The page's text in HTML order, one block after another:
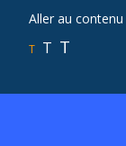
Aller au contenu
T T T